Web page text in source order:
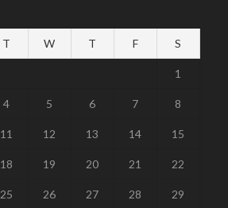
T W T F S
1
4 5 6 7 8
11 12 13 14 15
18 19 20 21 22
25 26 27 28 29